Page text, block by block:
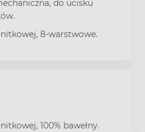
do ucisku
8-warstwowe.
100% bawełny.